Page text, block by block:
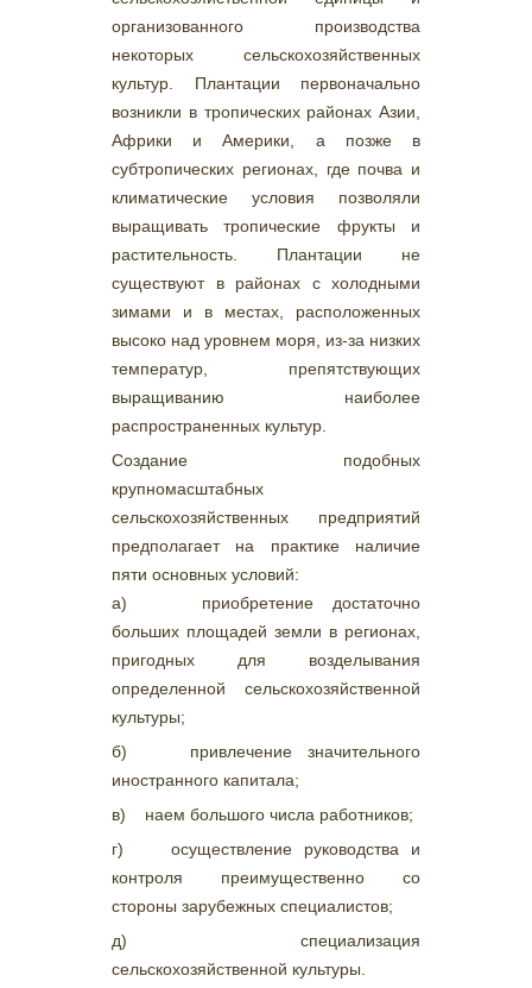
организованного производства
некоторых сельскохозяйственных
культур. Плантации первоначально
возникли в тропических районах Азии,
Африки и Америки, а позже в
субтропических регионах, где почва и
климатические условия позволяли
выращивать тропические фрукты и
растительность. Плантации не
существуют в районах с холодными
зимами и в местах, расположенных
высоко над уровнем моря, из-за низких
температур, препятствующих
выращиванию наиболее
распространенных культур.
Создание подобных
крупномасштабных
сельскохозяйственных предприятий
предполагает на практике наличие
пяти основных условий:
а) приобретение достаточно
больших площадей земли в регионах,
пригодных для возделывания
определенной сельскохозяйственной
культуры;
б) привлечение значительного
иностранного капитала;
в) наем большого числа работников;
г) осуществление руководства и
контроля преимущественно со
стороны зарубежных специалистов;
д) специализация
сельскохозяйственной культуры.